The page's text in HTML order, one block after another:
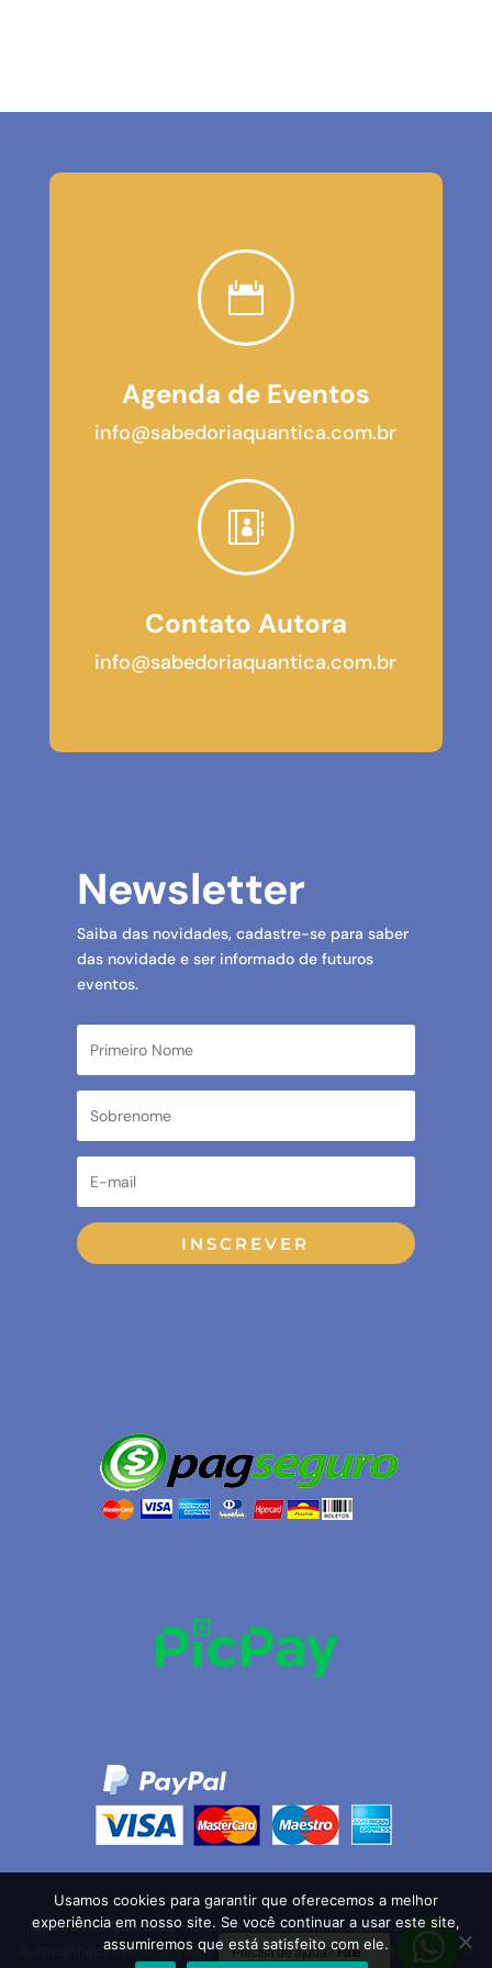

Agenda de Eventos
info@sabedoriaquantica.com.br

Contato Autora
info@sabedoriaquantica.com.br
Newsletter
Saiba das novidades, cadastre-se para saber
das novidade e ser informado de futuros
eventos.
INSCREVER
Sabedoria Quântica- O encontro da ciência, espiritualidade e
autoconhecimento de Eliane Xavier todos os direitos reservados ©
Precisa de ajuda?Fale
Usamos cookies para garantir que oferecemos a melhor
experiência em nosso site. Se você continuar a usar este site,
assumiremos que está satisfeito com ele.